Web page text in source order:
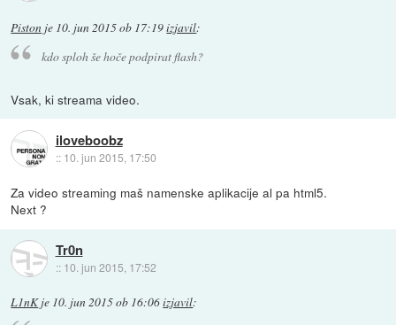
Piston je 10. jun 2015 ob 17:19izjavil:
kdo sploh še hoče podpirat flash?
Vsak, ki streama video.
iloveboobz
:: 10. jun 2015, 17:50
Za video streaming maš namenske aplikacije al pa html5.
Next ?
Tr0n
:: 10. jun 2015, 17:52
L1nKje 10. jun 2015 ob 16:06izjavil: